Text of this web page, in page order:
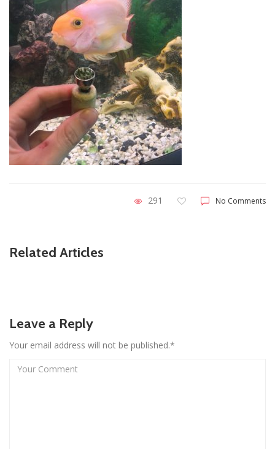
291 No Comments
Related Articles
Leave a Reply
Your email address will not be published.*